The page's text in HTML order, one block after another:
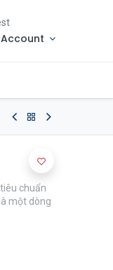
Account
chuẩn
một dòng